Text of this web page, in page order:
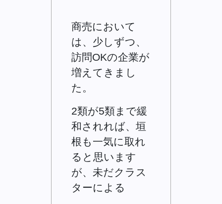
商売において
は、少しずつ、
訪問OKの企業が
増えてきまし
た。
2類が5類まで緩
和されれば、垣
根も一気に取れ
ると思います
が、未だクラス
ターによる